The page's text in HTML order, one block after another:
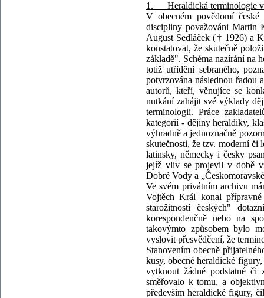
1. Heraldická terminologie v
V obecném povědomí
discipliny považováni
August Sedláček († 1926) a
konstatovat, že skutečně
základě". Schéma nazírání na
totiž utřídění sebraného,
potvrzována následnou řadou
autorů, kteří, věnujíce se
nutkání zahájit své výklady
terminologii. Práce
kategorií - dějiny heraldiky,
výhradně a jednoznačně
skutečnosti, že tzv. moderní či
latinsky, německy i česky
jejíž vliv se projevil v době
Dobré Vody a
Ve svém privátním archivu
Vojtěch Král konal
starožitností českých"
korespondenčně nebo na
takovýmto způsobem bylo
vyslovit přesvědčení, že
Stanovením obecně
kusy, obecné heraldické
vytknout žádné podstatné či
směřovalo k tomu, a
především heraldické figury,